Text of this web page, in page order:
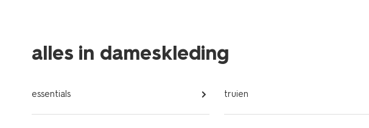
alles in dameskleding
essentials truien